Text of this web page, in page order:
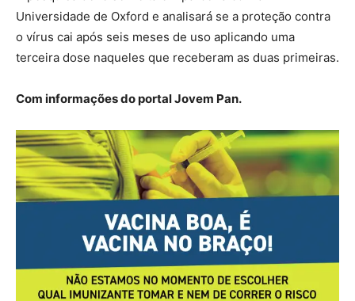
Universidade de Oxford e analisará se a proteção contra
o vírus cai após seis meses de uso aplicando uma
terceira dose naqueles que receberam as duas primeiras.
Com informações do portal Jovem Pan.